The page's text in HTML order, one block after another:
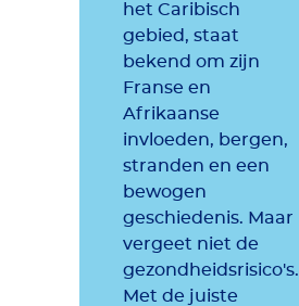
het Caribisch
gebied, staat
bekend om zijn
Franse en
Afrikaanse
invloeden, bergen,
stranden en een
bewogen
geschiedenis. Maar
vergeet niet de
gezondheidsrisico's.
Met de juiste